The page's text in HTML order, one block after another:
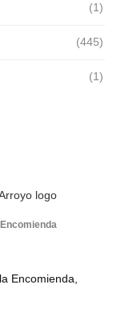
(1)
(445)
(1)
Encomienda,